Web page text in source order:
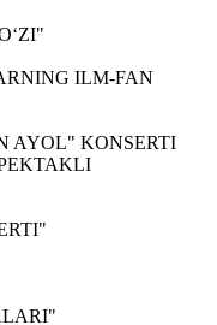
ILM-FAN
AYOL" KONSERTI